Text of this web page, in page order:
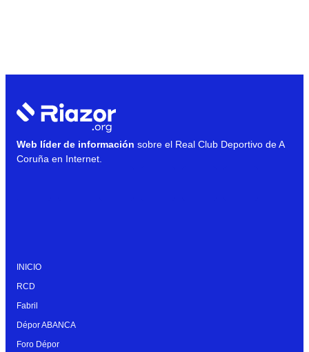
Web líder de información sobre el Real Club Deportivo de A
Coruña en Internet.
INICIO
RCD
Fabril
Dépor ABANCA
Foro Dépor